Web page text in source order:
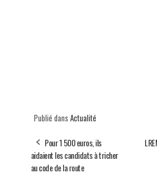
Publié dans Actualité
Pour 1 500 euros, ils
aidaient les candidats à tricher
au code de la route